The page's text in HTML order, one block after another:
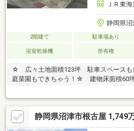
ＪＲ東
静岡県
2階建て 駐車場あり
浴室乾燥機 所有権
☆ 広々土地面積123坪 駐車スペースも
庭菜園もできちゃう！☆ 建物床面積60
大きなルーフバルコニーがあり眺望も
っくりさんリフォーム済で室内きれいで
静岡県沼津市根古屋 1,749